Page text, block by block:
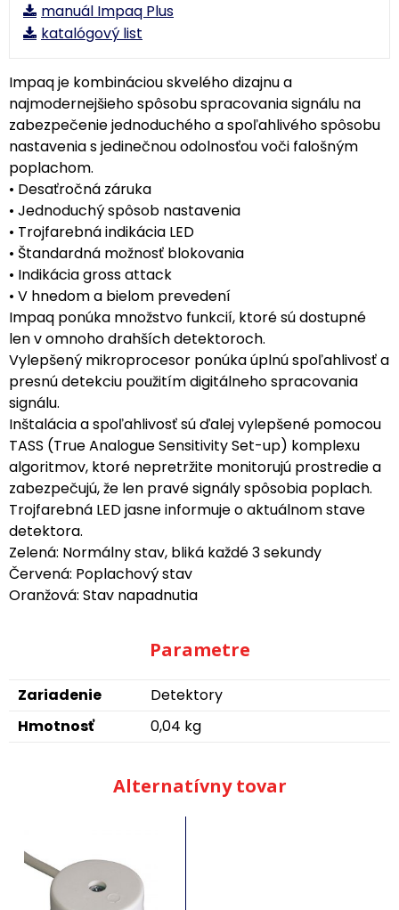
manuál Impaq Plus
katalógový list
Impaq je kombináciou skvelého dizajnu a
najmodernejšieho spôsobu spracovania signálu na
zabezpečenie jednoduchého a spoľahlivého spôsobu
nastavenia s jedinečnou odolnosťou voči falošným
poplachom.
• Desaťročná záruka
• Jednoduchý spôsob nastavenia
• Trojfarebná indikácia LED
• Štandardná možnosť blokovania
• Indikácia gross attack
• V hnedom a bielom prevedení
Impaq ponúka množstvo funkcií, ktoré sú dostupné
len v omnoho drahších detektoroch.
Vylepšený mikroprocesor ponúka úplnú spoľahlivosť a
presnú detekciu použitím digitálneho spracovania
signálu.
Inštalácia a spoľahlivosť sú ďalej vylepšené pomocou
TASS (True Analogue Sensitivity Set-up) komplexu
algoritmov, ktoré nepretržite monitorujú prostredie a
zabezpečujú, že len pravé signály spôsobia poplach.
Trojfarebná LED jasne informuje o aktuálnom stave
detektora.
Zelená: Normálny stav, bliká každé 3 sekundy
Červená: Poplachový stav
Oranžová: Stav napadnutia
Parametre
Zariadenie
Detektory
Hmotnosť
0,04 kg
Alternatívny tovar